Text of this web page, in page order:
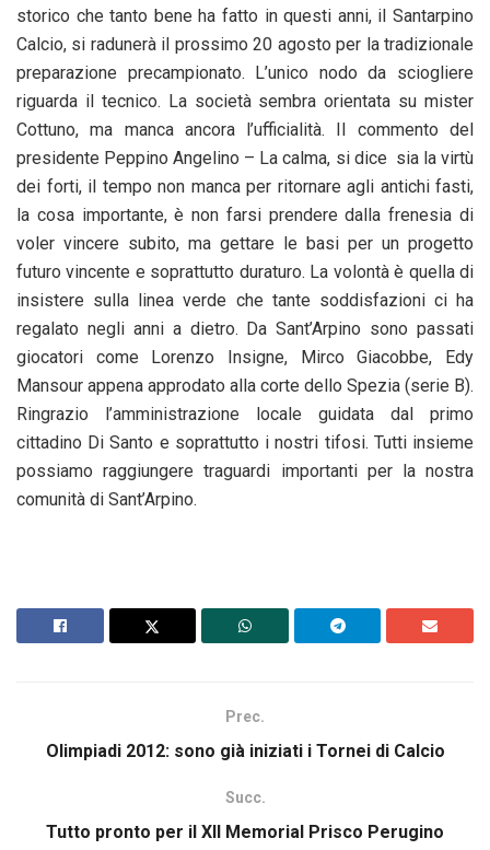
storico che tanto bene ha fatto in questi anni, il Santarpino
Calcio, si radunerà il prossimo 20 agosto per la tradizionale
preparazione precampionato. L’unico nodo da sciogliere
riguarda il tecnico. La società sembra orientata su mister
Cottuno, ma manca ancora l’ufficialità. Il commento del
presidente Peppino Angelino – La calma, si dice sia la virtù
dei forti, il tempo non manca per ritornare agli antichi fasti,
la cosa importante, è non farsi prendere dalla frenesia di
voler vincere subito, ma gettare le basi per un progetto
futuro vincente e soprattutto duraturo. La volontà è quella di
insistere sulla linea verde che tante soddisfazioni ci ha
regalato negli anni a dietro. Da Sant’Arpino sono passati
giocatori come Lorenzo Insigne, Mirco Giacobbe, Edy
Mansour appena approdato alla corte dello Spezia (serie B).
Ringrazio l’amministrazione locale guidata dal primo
cittadino Di Santo e soprattutto i nostri tifosi. Tutti insieme
possiamo raggiungere traguardi importanti per la nostra
comunità di Sant’Arpino.
Prec.
Olimpiadi 2012: sono già iniziati i Tornei di Calcio
Succ.
Tutto pronto per il XII Memorial Prisco Perugino